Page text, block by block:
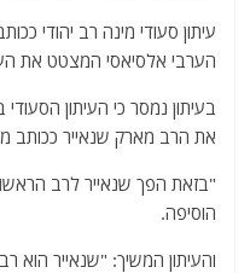
at
s
A
p
p
e
g
ra
m
ai
l
עיתון סעודי מינה רב יהודי
הערבי אלסיאסי המצטט את
את הרב מארק שנאייר ככותב
"בזאת הפך שנאייר לרב
הוסיפה.
והעיתון המשיך: "שנאייר הוא